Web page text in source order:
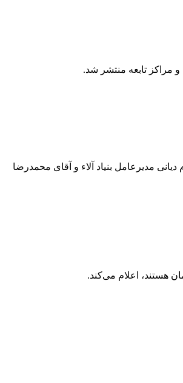
کل اوقاف و امور خیریه استان اصفهان دوشنبه ۳۱ فروردین ۱۴۰۵ با حضور حجت الاسلام دیانی مدیرعامل بنیاد آلاء و آقای محمدرضا
هستند، اعلام می‌کند.